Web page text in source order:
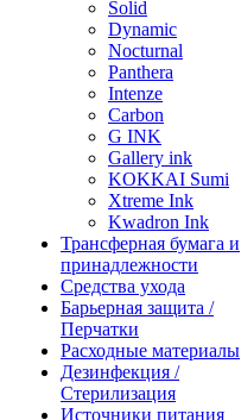
Solid
Dynamic
Nocturnal
Panthera
Intenze
Carbon
G INK
Gallery ink
KOKKAI Sumi
Xtreme Ink
Kwadron Ink
Трансферная бумага и
принадлежности
Средства ухода
Барьерная защита /
Перчатки
Расходные материалы
Дезинфекция /
Стерилизация
Источники питания